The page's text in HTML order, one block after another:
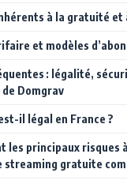
à la gratuité et
et modèles
: légalité,
Domgrav
il légal en France ?
les principaux risques
streaming gratuite